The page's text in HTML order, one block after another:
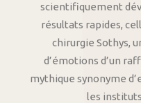
scientifiquement
résultats rapides,
chirurgie Sothys,
d’émotions d’un
mythique synonyme
les